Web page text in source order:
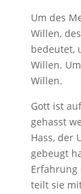
Um des
Willen,
bedeutet,
Willen.
Willen.
Gott ist
gehasst
Hass, der
gebeugt
Erfahrung
teilt sie